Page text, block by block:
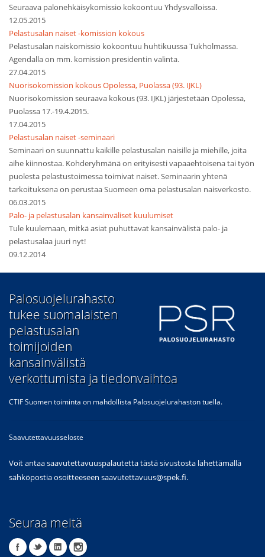
Seuraava palonehkäisykomissio kokoontuu Yhdysvalloissa.
12.05.2015
Pelastusalan naiset -komission kokous
Pelastusalan naiskomissio kokoontuu huhtikuussa Tukholmassa.
Agendalla on mm. komission presidentin valinta.
27.04.2015
Nuorisokomission kokous Opolessa, Puolassa (93. IJKL)
Nuorisokomission seuraava kokous (93. IJKL) järjestetään Opolessa,
Puolassa 17.-19.4.2015.
17.04.2015
Pelastusalan naiset -seminaari
Seminaari on suunnattu kaikille pelastusalan naisille ja miehille, joita
aihe kiinnostaa. Kohderyhmänä on erityisesti vapaaehtoisena tai työn
puolesta pelastustoimessa toimivat naiset. Seminaarin yhtenä
tarkoituksena on perustaa Suomeen oma pelastusalan naisverkosto.
06.03.2015
Palo- ja pelastusalan kansainväliset kuulumiset
Tule kuulemaan, mitkä asiat puhuttavat kansainvälistä palo- ja
pelastusalaa juuri nyt!
09.12.2014
​Palosuojelurahasto
tukee suomalaisten
pelastusalan
toimijoiden
kansainvälistä
verkottumista ja tiedonvaihtoa
CTIF Suomen toiminta on mahdollista Palosuojelurahaston tuella.
Saavutettavuusseloste
Voit antaa saavutettavuuspalautetta tästä sivustosta lähettämällä
sähköpostia osoitteeseen saavutettavuus@spek.fi.
Seuraa meitä